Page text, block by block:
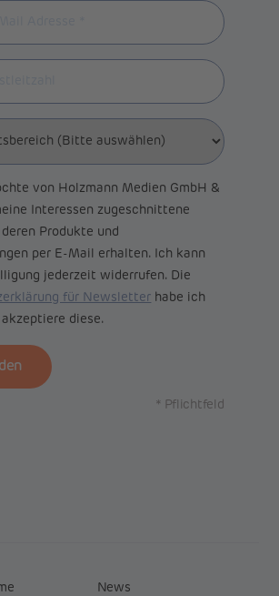
von Holzmann Medien GmbH &
Interessen zugeschnittene
Produkte und
per E-Mail erhalten. Ich kann
jederzeit widerrufen. Die
für Newsletter habe ich
diese.
* Pflichtfeld
News